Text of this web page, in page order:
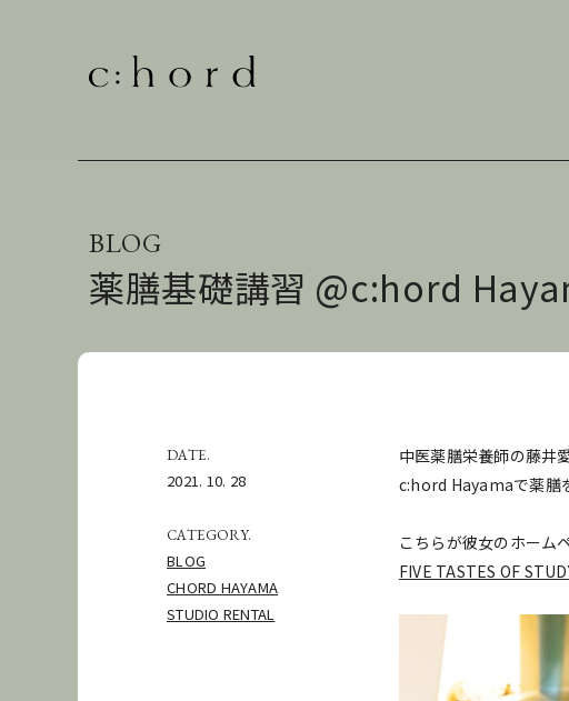
BLOG
薬膳基礎講習 @c:hord
中医薬膳栄養師の藤井
c:hord Hayamaで薬膳
こちらが彼女のホーム
FIVE TASTES OF
DATE.
2021. 10. 28
CATEGORY.
BLOG
CHORD HAYAMA
STUDIO RENTAL